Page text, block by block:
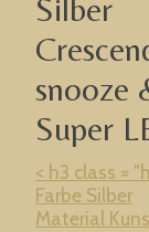
Silber
snooze
Super
< h3 class =
Farbe Silber
Material